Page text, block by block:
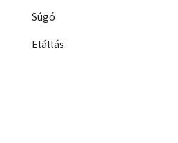
Súgó
Elállás